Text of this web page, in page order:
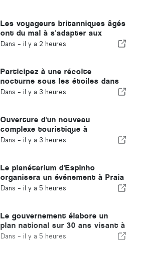
Les voyageurs britanniques âgés
ont du mal à s'adapter aux
nouveaux contrôles
Dans - il y a 2 heures
Participez à une récolte
nocturne sous les étoiles dans
l'Alentejo
Dans - il y a 3 heures
Ouverture d'un nouveau
complexe touristique à
Carvoeiro, géré par Carvoeiro
Dans - il y a 3 heures
Le planétarium d'Espinho
organisera un événement à Praia
da Baía à l'occasion de l'éclipse
Dans - il y a 5 heures
Le gouvernement élabore un
plan national sur 30 ans visant à
renforcer la résilience du
Dans - il y a 5 heures